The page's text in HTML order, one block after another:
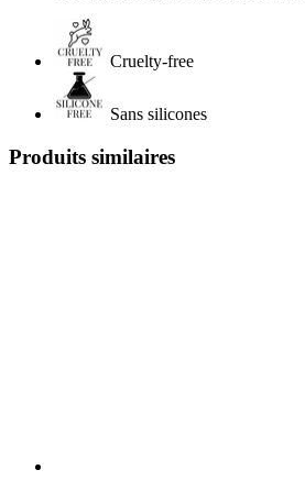
Cruelty-free
Sans silicones
Produits similaires